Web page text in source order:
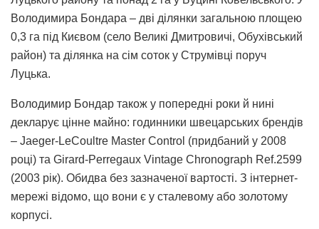
Володимира Бондара – дві ділянки загальною площею
0,3 га під Києвом (село Великі Дмитровичі, Обухівський
район) та ділянка на сім соток у Струмівці поруч
Луцька.
Володимир Бондар також у попередні роки й нині
декларує цінне майно: годинники швецарських брендів
– Jaeger-LeCoultre Master Control (придбаний у 2008
році) та Girard-Perregaux Vintage Chronograph Ref.2599
(2003 рік). Обидва без зазначеної вартості. З інтернет-
мережі відомо, що вони є у сталевому або золотому
корпусі.